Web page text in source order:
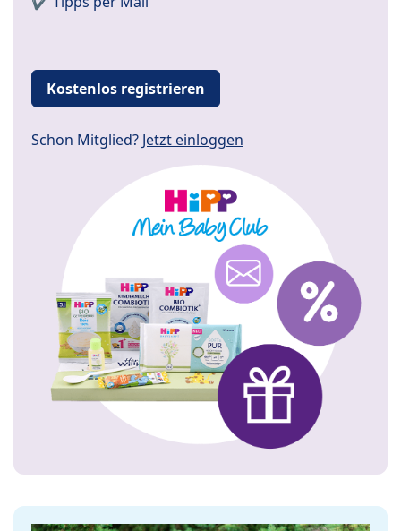
Kostenlos registrieren
Schon Mitglied? Jetzt einloggen